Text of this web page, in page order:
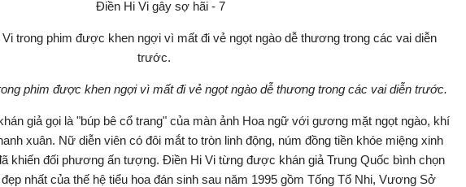
phim được khen ngợi vì mất đi vẻ ngọt ngào dễ thương trong các vai diễn trước.
giả gọi là "búp bê cổ trang" của màn ảnh Hoa ngữ với gương mặt ngọt ngào, khí
xuân. Nữ diễn viên có đôi mắt to tròn linh động, núm đồng tiền khóe miệng xinh
khiến đối phương ấn tượng. Điền Hi Vi từng được khán giả Trung Quốc bình chọn
nhất của thế hệ tiểu hoa đán sinh sau năm 1995 gồm Tống Tổ Nhi, Vương Sở